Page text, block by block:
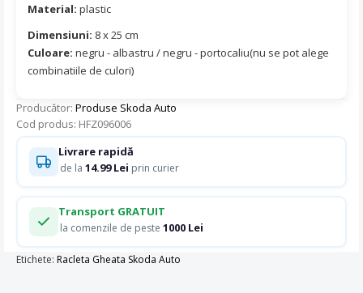
Material: plastic
Dimensiuni: 8 x 25 cm
Culoare: negru - albastru / negru - portocaliu(nu se pot alege
combinatiile de culori)
Producător: Produse Skoda Auto
Cod produs: HFZ096006
Livrare rapidă
de la 14.99 Lei prin curier
Transport GRATUIT
la comenzile de peste 1000 Lei
Etichete: Racleta Gheata Skoda Auto